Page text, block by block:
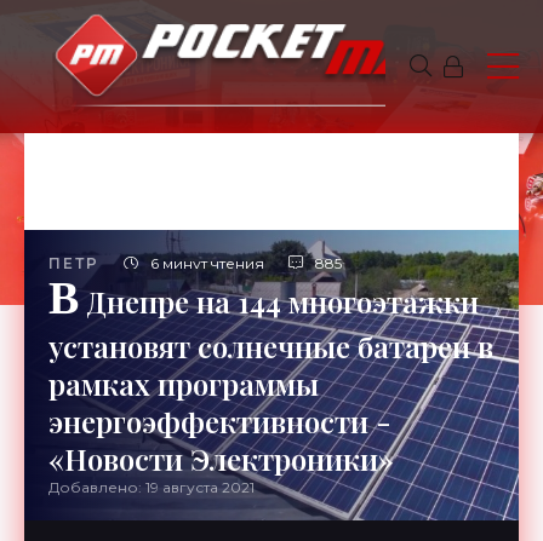
ПЕТР 6 минут чтения 885
В Днепре на 144 многоэтажки
установят солнечные батареи в
рамках программы
энергоэффективности -
«Новости Электроники»
Добавлено: 19 августа 2021